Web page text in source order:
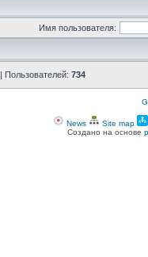
Имя пользователя:
| Пользователей: 734
News Site map
Создано на основе